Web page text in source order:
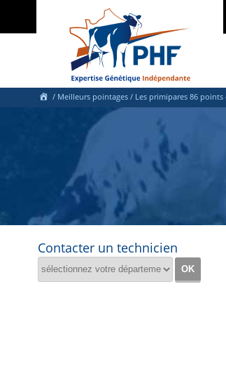
/ Meilleurs pointages / Les primipares 86 points
Contacter un technicien